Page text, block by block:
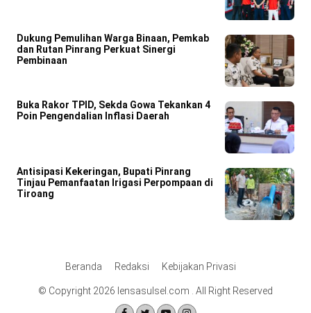
Dukung Pemulihan Warga Binaan, Pemkab
dan Rutan Pinrang Perkuat Sinergi
Pembinaan
Buka Rakor TPID, Sekda Gowa Tekankan 4
Poin Pengendalian Inflasi Daerah
Antisipasi Kekeringan, Bupati Pinrang
Tinjau Pemanfaatan Irigasi Perpompaan di
Tiroang
Beranda Redaksi Kebijakan Privasi
© Copyright 2026 lensasulsel.com . All Right Reserved